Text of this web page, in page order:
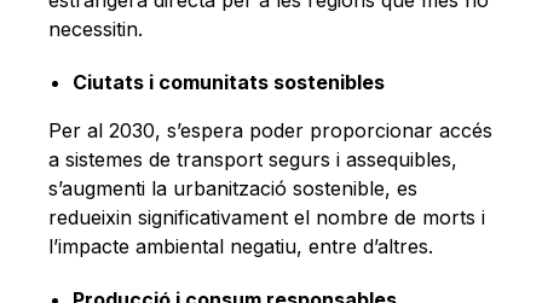
necessitin.
Ciutats i comunitats sostenibles
Per al 2030, s’espera poder proporcionar accés
a sistemes de transport segurs i assequibles,
s’augmenti la urbanització sostenible, es
redueixin significativament el nombre de morts i
l’impacte ambiental negatiu, entre d’altres.